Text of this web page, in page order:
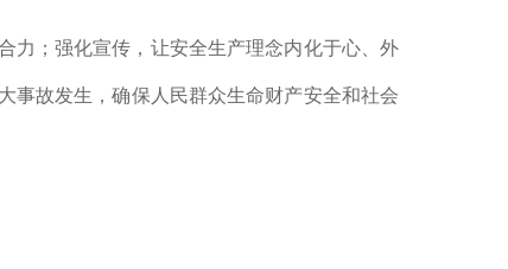
力；强化宣传，让安全生产理念内化于心、外
事故发生，确保人民群众生命财产安全和社会